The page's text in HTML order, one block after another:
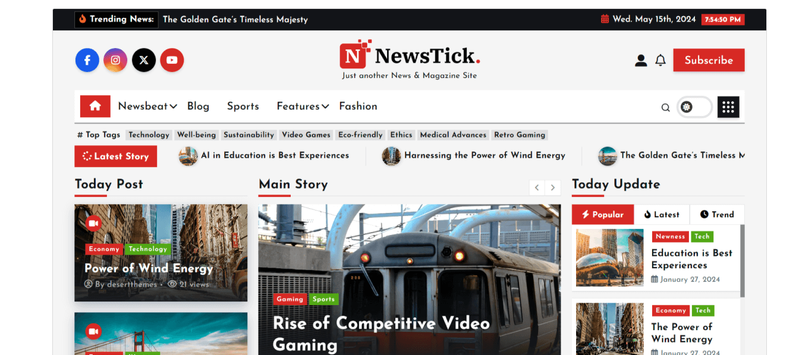
Télécharger
C’est un thème-enfant de NewsMunch
1.1.13
4 août 2026
Installations actives
1 000+
Version de WordPress
Version PHP
7.0
Page d’accueil du thème